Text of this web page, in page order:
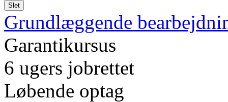
Slet
Grundlæggende
Garantikursus
6 ugers jobrettet
Løbende optag